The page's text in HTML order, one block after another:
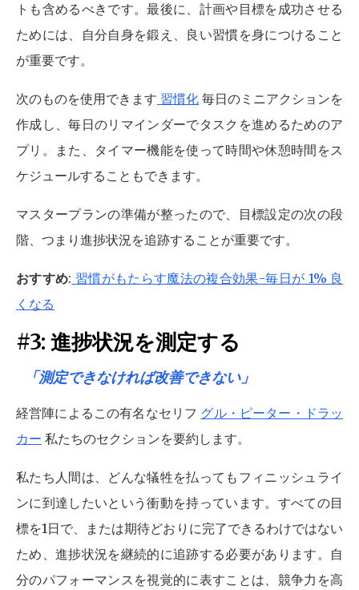
トも含めるべきです。最後に、計画や目標を成功させる
ためには、自分自身を鍛え、良い習慣を身につけること
が重要です。
次のものを使用できます 習慣化 毎日のミニアクションを
作成し、毎日のリマインダーでタスクを進めるためのア
プリ。また、タイマー機能を使って時間や休憩時間をス
ケジュールすることもできます。
マスタープランの準備が整ったので、目標設定の次の段
階、つまり進捗状況を追跡することが重要です。
おすすめ: 習慣がもたらす魔法の複合効果-毎日が 1% 良
くなる
#3: 進捗状況を測定する
「測定できなければ改善できない」
経営陣によるこの有名なセリフ グル・ピーター・ドラッ
カー 私たちのセクションを要約します。
私たち人間は、どんな犠牲を払ってもフィニッシュライ
ンに到達したいという衝動を持っています。すべての目
標を1日で、または期待どおりに完了できるわけではない
ため、進捗状況を継続的に追跡する必要があります。自
分のパフォーマンスを視覚的に表すことは、競争力を高